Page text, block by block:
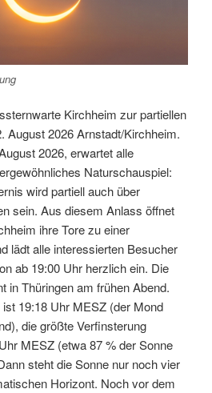
Kirchheim zur partiellen
August 2026 Arnstadt/Kirchheim.
2026, erwartet alle
Naturschauspiel:
wird partiell auch über
sein. Aus diesem Anlass öffnet
ihre Tore zu einer
lädt alle interessierten Besucher
ab 19:00 Uhr herzlich ein. Die
in Thüringen am frühen Abend.
19:18 Uhr MESZ (der Mond
die größte Verfinsterung
MESZ (etwa 87 % der Sonne
steht die Sonne nur noch vier
Horizont. Noch vor dem